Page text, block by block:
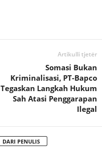
Artikulli tjetër
Somasi Bukan
Kriminalisasi, PT-Bapco
Tegaskan Langkah Hukum
Sah Atasi Penggarapan
Ilegal
DARI PENULIS